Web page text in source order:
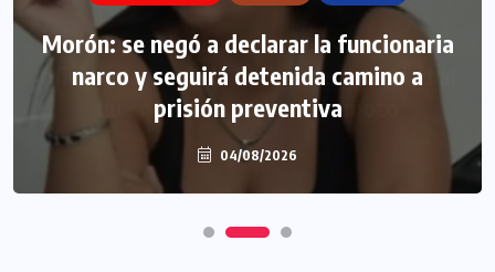
Morón: se negó a declarar la funcionaria
narco y seguirá detenida camino a
prisión preventiva
04/08/2026